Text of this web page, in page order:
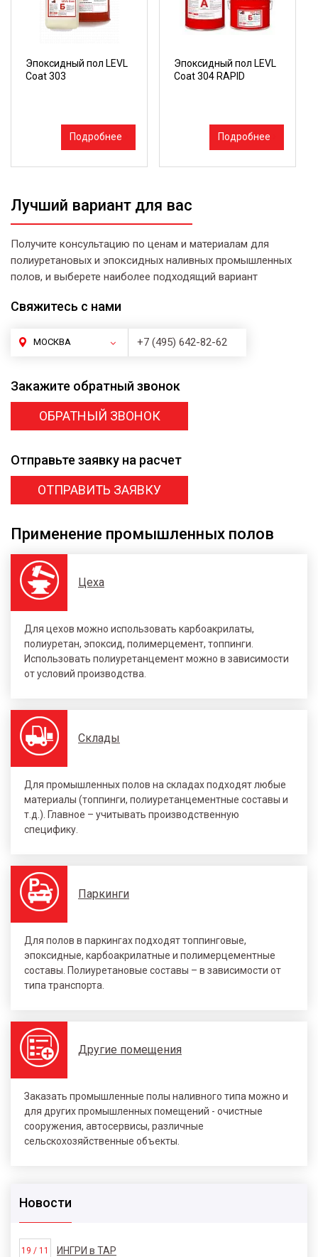
Новости
19 / 11 ИНГРИ в ТАР
Применение промышленных полов
Цеха
Для цехов можно использовать карбоакрилаты,
полиуретан, эпоксид, полимерцемент, топпинги.
Использовать полиуретанцемент можно в зависимости
от условий производства.
Склады
Для промышленных полов на складах подходят любые
материалы (топпинги, полиуретанцементные составы и
т.д.). Главное – учитывать производственную
специфику.
Паркинги
Для полов в паркингах подходят топпинговые,
эпоксидные, карбоакрилатные и полимерцементные
составы. Полиуретановые составы – в зависимости от
типа транспорта.
Другие помещения
Заказать промышленные полы наливного типа можно и
для других промышленных помещений - очистные
сооружения, автосервисы, различные
сельскохозяйственные объекты.
Эпоксидный пол LEVL
Coat 303
Подробнее
Эпоксидный пол LEVL
Coat 304 RAPID
Подробнее
Лучший вариант для вас
Получите консультацию по ценам и материалам для
полиуретановых и эпоксидных наливных промышленных
полов, и выберете наиболее подходящий вариант
Свяжитесь с нами
МОСКВА +7 (495) 642-82-62
Закажите обратный звонок
ОБРАТНЫЙ ЗВОНОК
Отправьте заявку на расчет
ОТПРАВИТЬ ЗАЯВКУ